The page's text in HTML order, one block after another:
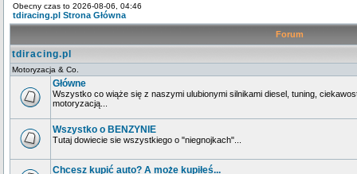
Obecny czas to 2026-08-06, 04:46
tdiracing.pl Strona Główna
Forum
tdiracing.pl
Motoryzacja & Co.
Główne
Wszystko co wiąże się z naszymi ulubionymi silnikami diesel, tuning,
motoryzacją...
Wszystko o BENZYNIE
Tutaj dowiecie sie wszystkiego o "niegnojkach"...
Chcesz kupić auto? A może kupiłeś...